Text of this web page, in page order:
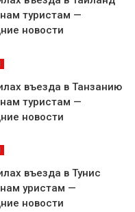
туристам —
новости
въезда в Танзанию
туристам —
новости
въезда в Тунис
уристам —
новости